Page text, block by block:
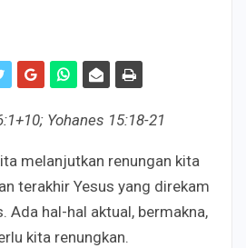
Yohanes 15:18-21
melanjutkan renungan kita
terakhir Yesus yang direkam
Ada hal-hal aktual, bermakna,
kita renungkan.